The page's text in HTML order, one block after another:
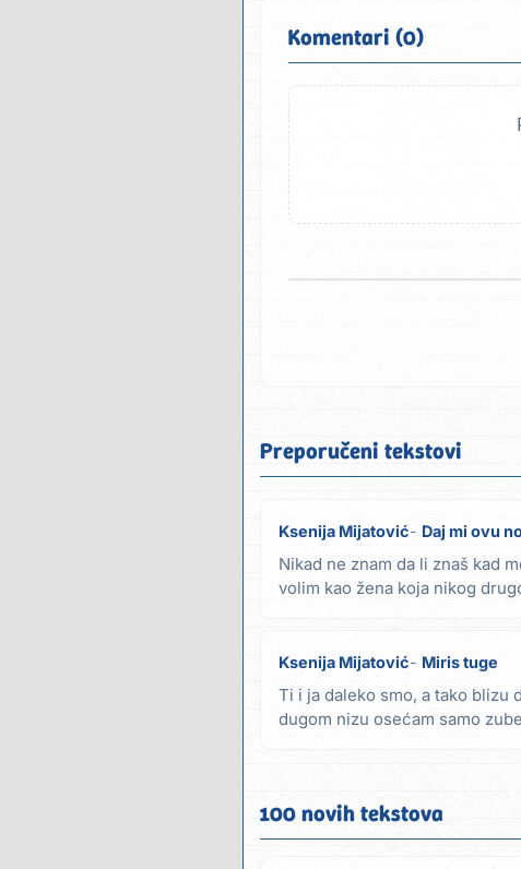
Komentari (0)
Preporučeni tekstovi
Ksenija Mijatović Daj mi ovu
Nikad ne znam da li znaš kad
volim kao žena koja nikog
Ksenija Mijatović Miris tuge
Ti i ja daleko smo, a tako blizu
dugom nizu osećam samo
100 novih tekstova